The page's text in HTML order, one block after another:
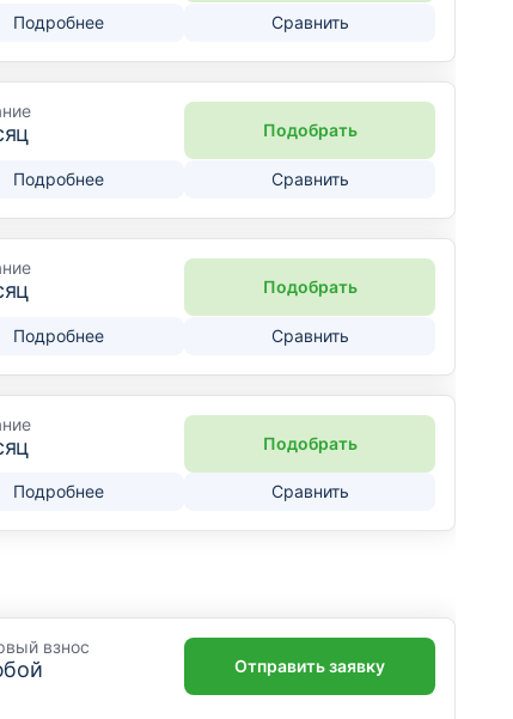
Подробнее Сравнить
Подробнее Сравнить
Подобрать
Подробнее Сравнить
Подобрать
Подробнее Сравнить
Подобрать
взнос
Отправить заявку